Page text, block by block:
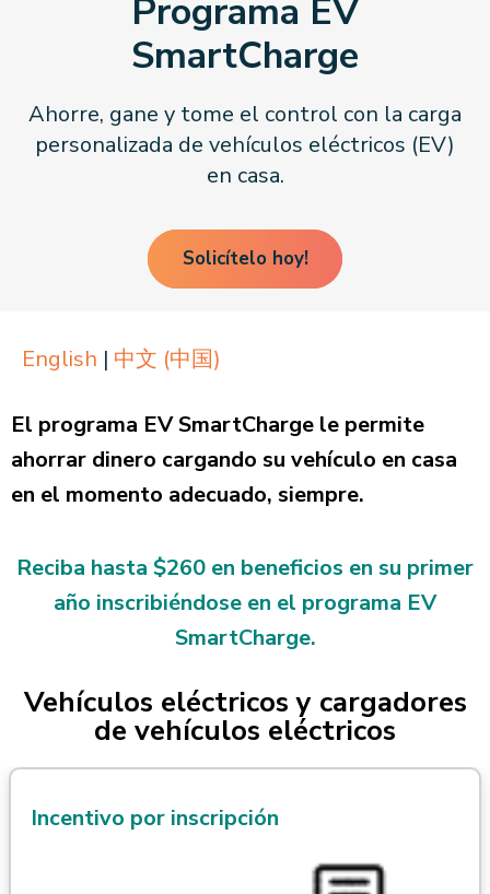
Customer Notices
Power Response
Understanding Your Bill
Financial Assistance
Power Response Commercial Leaders
Become a Green Leader
Energy Team
Help Paying Your Bill
Payment Plan
Grants & Scholarships
Scholarships
Our Board
Our Community Advisory Committee
FAQs
Our Clean Energy Sources
Annual Impact Report
Finances and Budgets
Meetings & Agendas
Customer Service
Email Us
Outage Information
News and events
Meetings & Agendas
Programa EV
SmartCharge
Ahorre, gane y tome el control con la carga
personalizada de vehículos eléctricos (EV)
en casa.
Solicítelo hoy!
English | 中文 (中国)
El programa EV SmartCharge le permite
ahorrar dinero cargando su vehículo en casa
en el momento adecuado, siempre.
Reciba hasta $260 en beneficios en su primer
año inscribiéndose en el programa EV
SmartCharge.
Vehículos eléctricos y cargadores
de vehículos eléctricos
Incentivo por inscripción